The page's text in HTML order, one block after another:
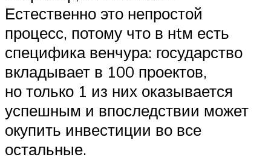
Естественно это непростой
процесс, потому что в нtм есть
специфика венчура: государство
вкладывает в 100 проектов,
но только 1 из них оказывается
успешным и впоследствии может
окупить инвестиции во все
остальные.